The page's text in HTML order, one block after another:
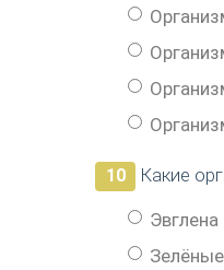
10 Какие
Эвглена